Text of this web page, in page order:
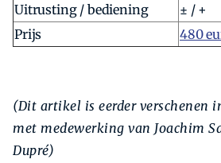
Uitrusting / bediening
± / +
Prijs
480
(Dit artikel is eerder verschenen
met medewerking van Joachim
Dupré)